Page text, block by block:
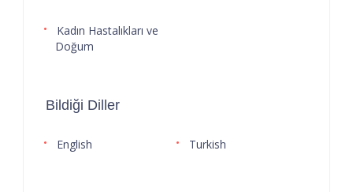
Kadın Hastalıkları ve
Doğum
Bildiği Diller
English Turkish